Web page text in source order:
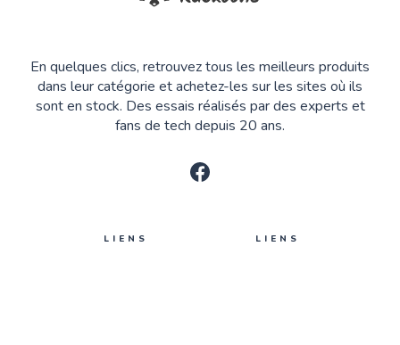
En quelques clics, retrouvez tous les meilleurs produits
dans leur catégorie et achetez-les sur les sites où ils
sont en stock. Des essais réalisés par des experts et
fans de tech depuis 20 ans.
LIENS LIENS